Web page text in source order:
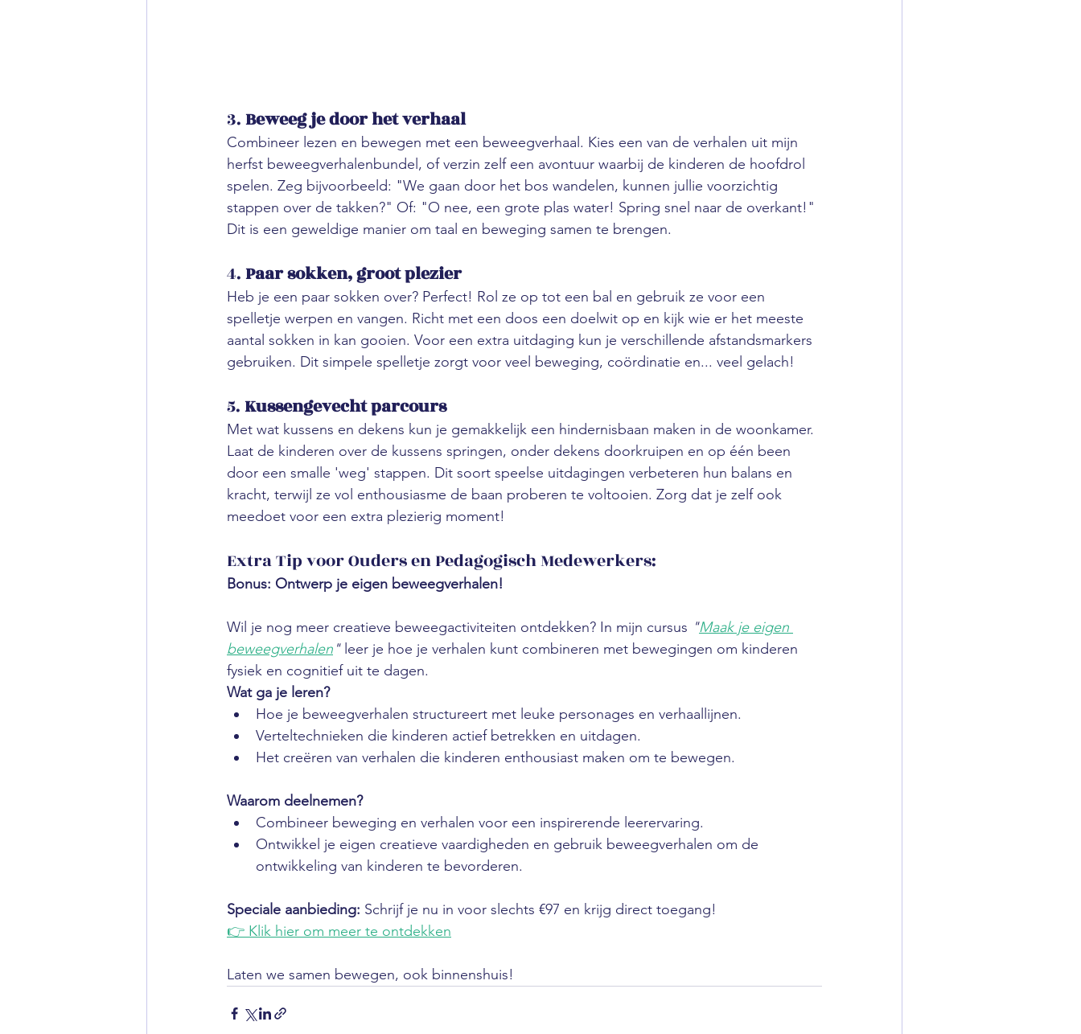
3. Beweeg je door het verhaal
Combineer lezen en bewegen met een beweegverhaal. Kies een van de verhalen uit mijn
herfst beweegverhalenbundel, of verzin zelf een avontuur waarbij de kinderen de hoofdrol
spelen. Zeg bijvoorbeeld: "We gaan door het bos wandelen, kunnen jullie voorzichtig
stappen over de takken?" Of: "O nee, een grote plas water! Spring snel naar de overkant!"
Dit is een geweldige manier om taal en beweging samen te brengen.
4. Paar sokken, groot plezier
Heb je een paar sokken over? Perfect! Rol ze op tot een bal en gebruik ze voor een
spelletje werpen en vangen. Richt met een doos een doelwit op en kijk wie er het meeste
aantal sokken in kan gooien. Voor een extra uitdaging kun je verschillende afstandsmarkers
gebruiken. Dit simpele spelletje zorgt voor veel beweging, coördinatie en... veel gelach!
5. Kussengevecht parcours
Met wat kussens en dekens kun je gemakkelijk een hindernisbaan maken in de woonkamer.
Laat de kinderen over de kussens springen, onder dekens doorkruipen en op één been
door een smalle 'weg' stappen. Dit soort speelse uitdagingen verbeteren hun balans en
kracht, terwijl ze vol enthousiasme de baan proberen te voltooien. Zorg dat je zelf ook
meedoet voor een extra plezierig moment!
Extra Tip voor Ouders en Pedagogisch Medewerkers:
Bonus: Ontwerp je eigen beweegverhalen!
Wil je nog meer creatieve beweegactiviteiten ontdekken? In mijn cursus "Maak je eigen
beweegverhalen " leer je hoe je verhalen kunt combineren met bewegingen om kinderen
fysiek en cognitief uit te dagen.
Wat ga je leren?
Hoe je beweegverhalen structureert met leuke personages en verhaallijnen.
Verteltechnieken die kinderen actief betrekken en uitdagen.
Het creëren van verhalen die kinderen enthousiast maken om te bewegen.
Waarom deelnemen?
Combineer beweging en verhalen voor een inspirerende leerervaring.
Ontwikkel je eigen creatieve vaardigheden en gebruik beweegverhalen om de
ontwikkeling van kinderen te bevorderen.
Speciale aanbieding: Schrijf je nu in voor slechts €97 en krijg direct toegang!
👉 Klik hier om meer te ontdekken
Laten we samen bewegen, ook binnenshuis!